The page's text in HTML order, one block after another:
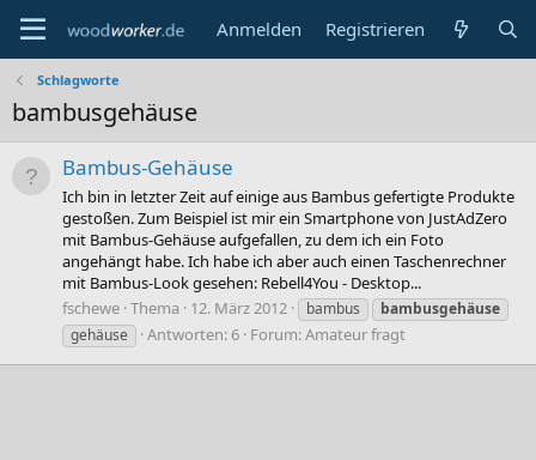
Anmelden Registrieren
Schlagworte
bambusgehäuse
Bambus-Gehäuse
Ich bin in letzter Zeit auf einige aus Bambus gefertigte Produkte
gestoßen. Zum Beispiel ist mir ein Smartphone von JustAdZero
mit Bambus-Gehäuse aufgefallen, zu dem ich ein Foto
angehängt habe. Ich habe ich aber auch einen Taschenrechner
mit Bambus-Look gesehen: Rebell4You - Desktop...
fschewe Thema 12. März 2012 bambus
bambusgehäuse
gehäuse
Antworten: 6 Forum:Amateur fragt